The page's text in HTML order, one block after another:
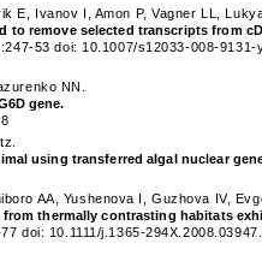
E, Ivanov I, Amon P, Vagner LL,
to remove selected transcripts from
53 doi: 10.1007/s12033-008-9131-
NN.
gene.
using transferred algal nuclear
AA, Yushenova I, Guzhova IV,
from thermally contrasting habitats
doi: 10.1111/j.1365-